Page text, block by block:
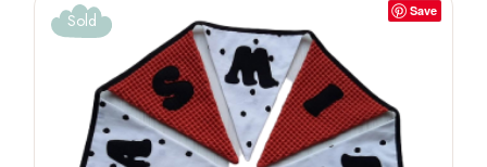
Save
Sold